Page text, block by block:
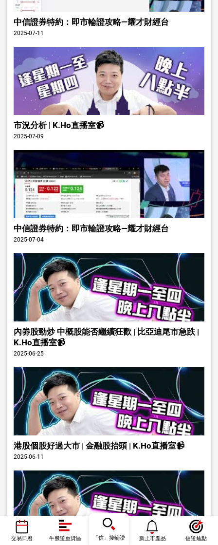
中信證券特約：即市輪證攻略—耀才財經台
2025-07-11
市況分析 | K.Ho直播室📹
2025-07-09
中信證券特約：即市輪證攻略—耀才財經台
2025-07-04
內劵股勁炒 中概股能否繼續狂歡 | 比亞迪尾市急跌 |
K.Ho直播室📹
2025-06-25
港股個股好過大市 | 金融股抬頭 | K.Ho直播室📹
2025-06-11
交易日曆 牛熊證重貨區 「信」搜輪證 新上市產品 信證焦點